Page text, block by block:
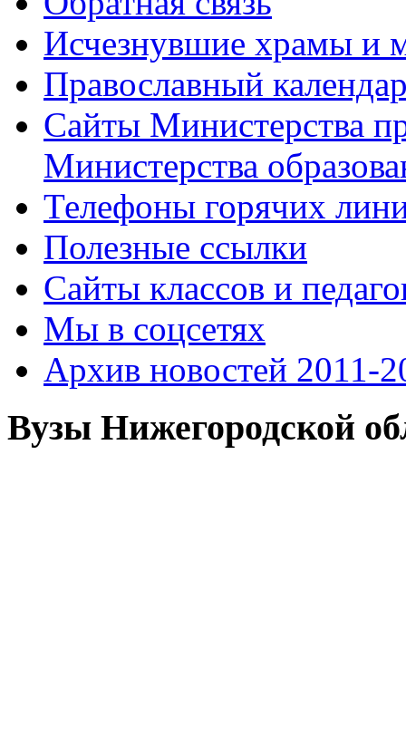
Исчезнувшие храмы и
Православный
Сайты Министерства
Министерства
Телефоны горячих
Полезные ссылки
Сайты классов и
Мы в соцсетях
Архив новостей 2011-
Вузы Нижегородской